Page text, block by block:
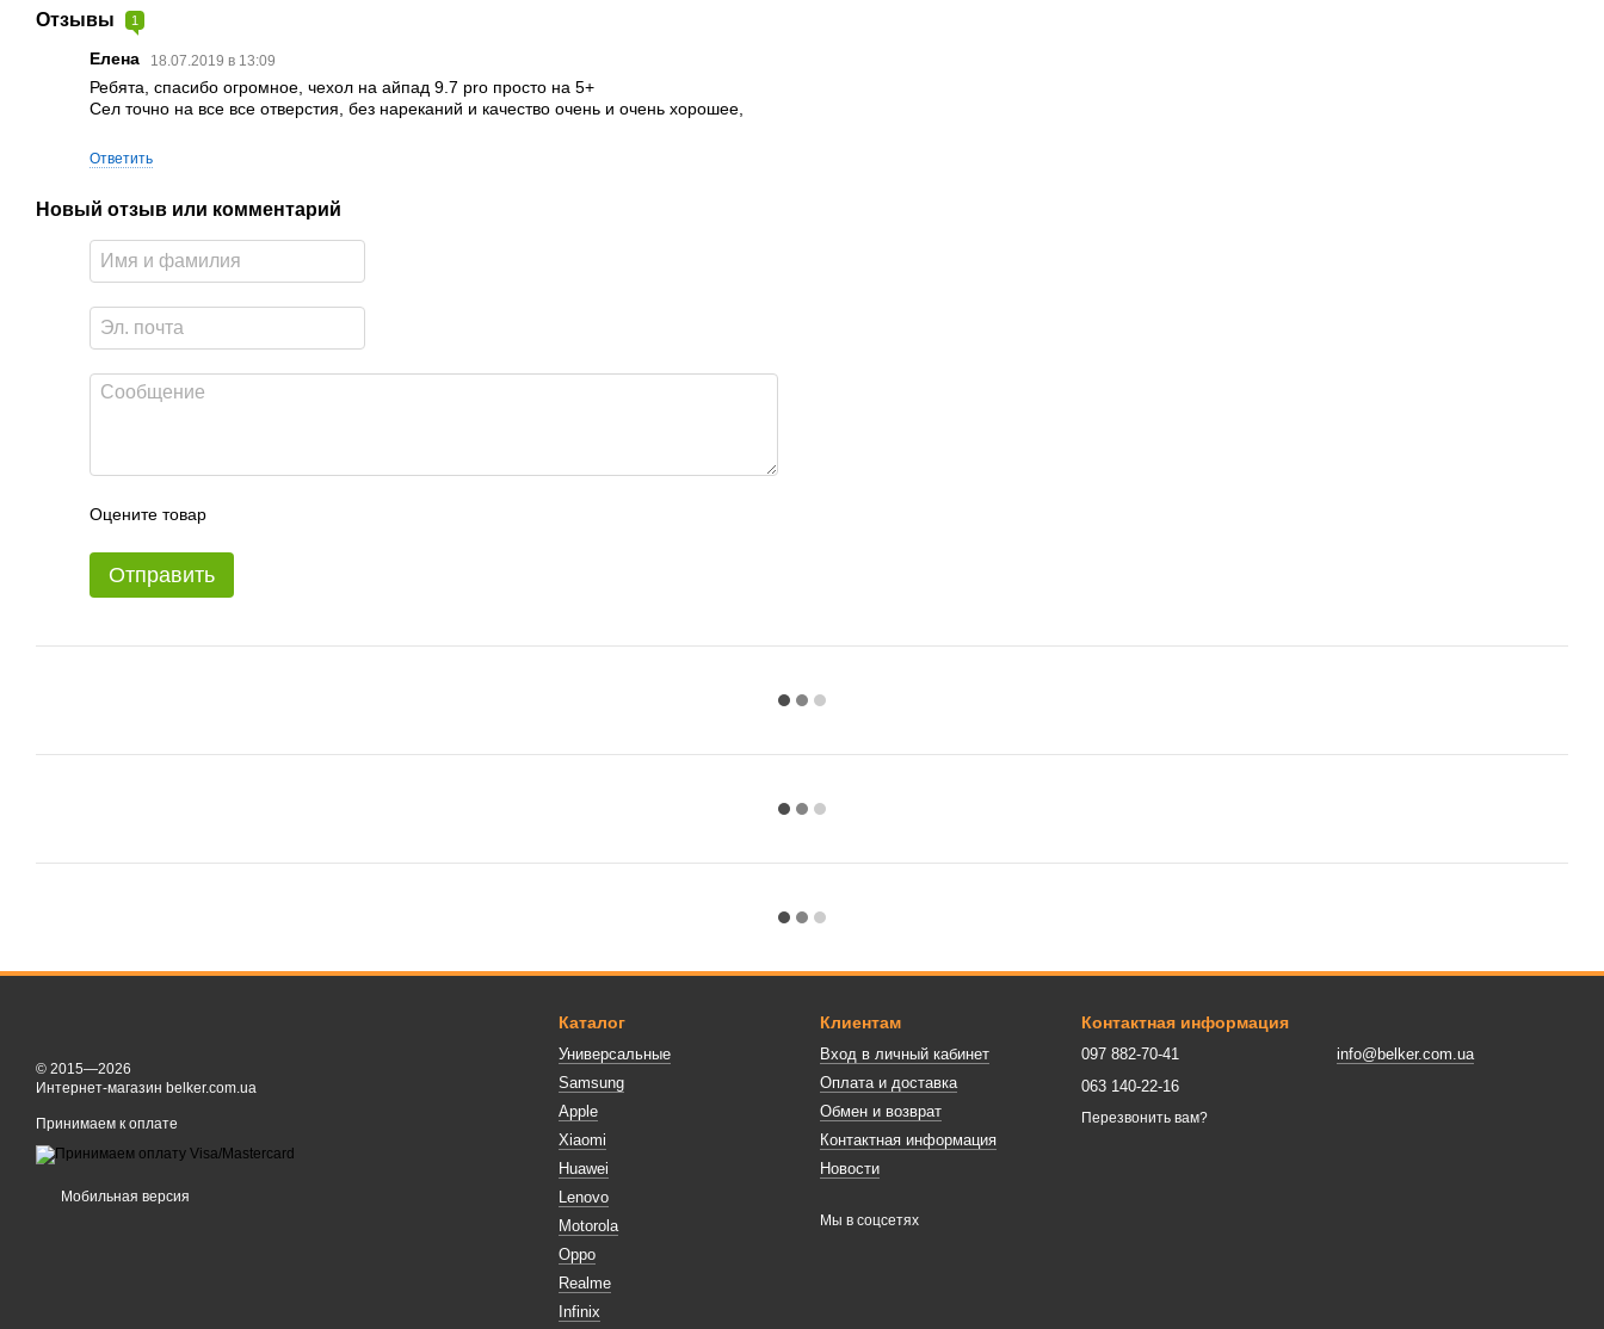
Отзывы 1
Елена 18.07.2019 в 13:09
Ребята, спасибо огромное, чехол на айпад 9.7 pro просто на 5+
Сел точно на все все отверстия, без нареканий и качество очень и очень хорошее,
Ответить
Новый отзыв или комментарий
Оцените товар
Отправить
© 2015—2026
Интернет-магазин belker.com.ua
Принимаем к оплате
Мобильная версия
Каталог
Универсальные
Samsung
Apple
Xiaomi
Huawei
Lenovo
Motorola
Oppo
Realme
Infinix
Клиентам
Вход в личный кабинет
Оплата и доставка
Обмен и возврат
Контактная информация
Новости
Мы в соцсетях
Контактная информация
097 882-70-41
063 140-22-16
Перезвонить вам?
info@belker.com.ua